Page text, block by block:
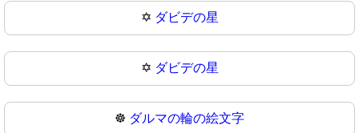
✡️ ダビデの星
✡ ダビデの星
☸️ ダルマの輪の絵文字